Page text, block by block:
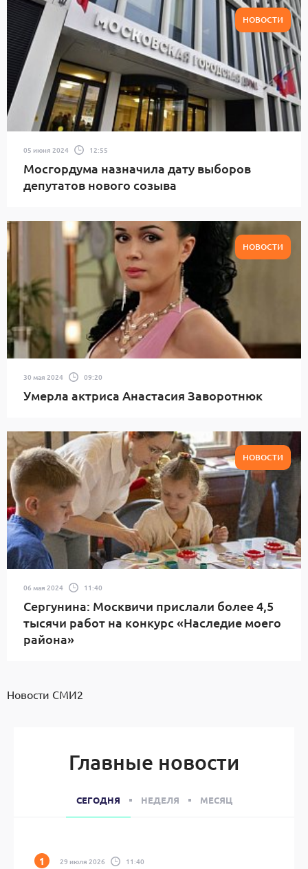
НОВОСТИ
05 июня 2024 12:55
Мосгордума назначила дату выборов
депутатов нового созыва
НОВОСТИ
30 мая 2024 09:20
Умерла актриса Анастасия Заворотнюк
НОВОСТИ
06 мая 2024 11:40
Сергунина: Москвичи прислали более 4,5
тысячи работ на конкурс «Наследие моего
района»
Новости СМИ2
Главные новости
СЕГОДНЯ НЕДЕЛЯ МЕСЯЦ
29 июля 2026 11:40